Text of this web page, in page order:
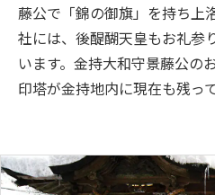
藤公で「錦の御旗」を持ち上
社には、後醍醐天皇もお礼参
います。金持大和守景藤公の
印塔が金持地内に現在も残っ